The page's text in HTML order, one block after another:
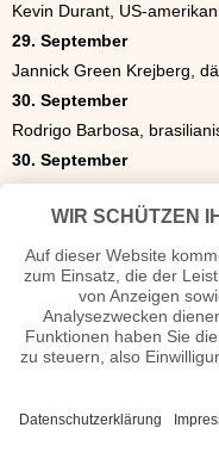
Kevin Durant, US-
29. September
Jannick Green Krejberg,
30. September
Rodrigo Barbosa,
30. September
Patrick Schulz, deutscher
Das ideale Geschenk.
Politik, Sport oder
Tageszeitung oder
Geburtstag oder